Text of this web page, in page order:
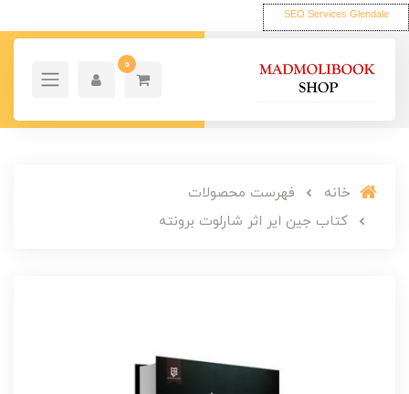
SEO Services Glendale
0
خانه
فهرست محصولات
کتاب جین ایر اثر شارلوت برونته